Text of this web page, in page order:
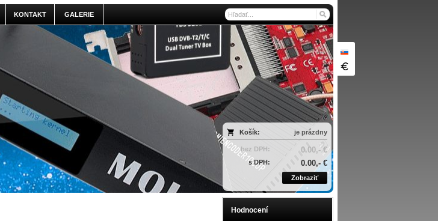
KONTAKT GALERIE
Košík: je prázdny
bez DPH: 0.00,- €
s DPH: 0.00,- €
Zobraziť
Hodnocení